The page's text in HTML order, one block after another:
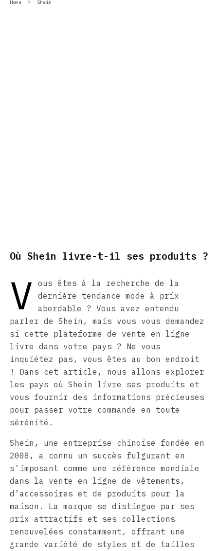
Home Shein
Où Shein livre-t-il ses produits ?
V
ous êtes à la recherche de la
dernière tendance mode à prix
abordable ? Vous avez entendu
parler de Shein, mais vous vous demandez
si cette plateforme de vente en ligne
livre dans votre pays ? Ne vous
inquiétez pas, vous êtes au bon endroit
! Dans cet article, nous allons explorer
les pays où Shein livre ses produits et
vous fournir des informations précieuses
pour passer votre commande en toute
sérénité.
Shein, une entreprise chinoise fondée en
2008, a connu un succès fulgurant en
s’imposant comme une référence mondiale
dans la vente en ligne de vêtements,
d’accessoires et de produits pour la
maison. La marque se distingue par ses
prix attractifs et ses collections
renouvelées constamment, offrant une
grande variété de styles et de tailles